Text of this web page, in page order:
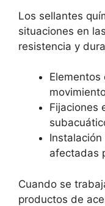
Los sellantes
situaciones en
resistencia y
Fijaciones
afectadas
Cuando se
productos de